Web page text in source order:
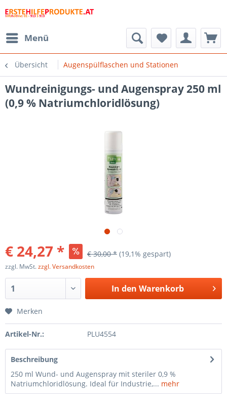
Menü
Übersicht Augenspülflaschen und Stationen
Wundreinigungs- und Augenspray 250 ml
(0,9 % Natriumchloridlösung)
€ 24,27 * € 30,00 * (19,1% gespart)
zzgl. MwSt.zzgl. Versandkosten
In den Warenkorb
Merken
Artikel-Nr.: PLU4554
Beschreibung
250 ml Wund- und Augenspray mit steriler 0,9 %
Natriumchloridlösung. Ideal für Industrie,... mehr